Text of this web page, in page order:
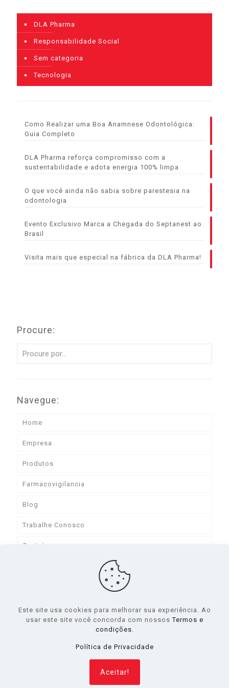
DLA Pharma
Responsabilidade Social
Sem categoria
Tecnologia
Como Realizar uma Boa Anamnese Odontológica:
Guia Completo
DLA Pharma reforça compromisso com a
sustentabilidade e adota energia 100% limpa
O que você ainda não sabia sobre parestesia na
odontologia
Evento Exclusivo Marca a Chegada do Septanest ao
Brasil
Visita mais que especial na fábrica da DLA Pharma!
Procure:
Navegue:
Home
Empresa
Produtos
Farmacovigilancia
Blog
Trabalhe Conosco
Contato
Quilograma.
Este site usa cookies para melhorar sua experiência. Ao
usar este site você concorda com nossosTermos e
condições.
Política de Privacidade
Aceitar!